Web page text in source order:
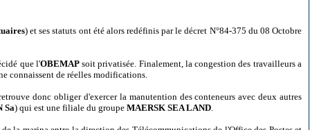
) et ses statuts ont été alors redéfinis par le décret N°84-375 du 08 Octobre
que l'OBEMAPsoit privatisée. Finalement, la congestion des travailleurs a
connaissent de réelles modifications.
donc obliger d'exercer la manutention des conteneurs avec deux autres
Sa) qui est une filiale du groupe MAERSK SEA LAND.